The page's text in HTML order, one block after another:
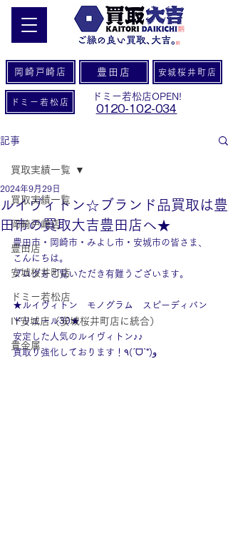
岡崎戸崎店 豊田店 安城桜井町店
ドミー若松店
ドミー若松店OPEN!
0120-102-034
記事
買取実績一覧
岡崎戸崎店
豊田店
安城桜井町店
ドミー若松店
IY安城店（安城桜井町店に統合）
貴金属
買取実績一覧
ルイヴィトン☆ブランド品買取は豊
田市の買取大吉豊田店へ★
2024年9月29日
豊田市・岡崎市・みよし市・安城市の皆さま、
こんにちは。
ブログをご覧いただき有難うございます。
★ルイヴィトン　モノグラム　スピーディバン
ドリエール30★
安定した人気のルイヴィトン♪♪
買取り強化しております！٩(ˊᗜˋ*)و